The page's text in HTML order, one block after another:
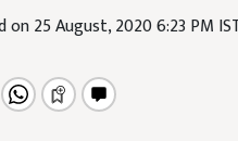
on 25 August, 2020 6:23 PM